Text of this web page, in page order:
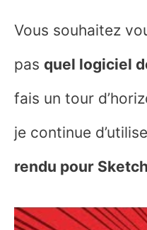
Vous souhaitez
pas quel logiciel
fais un tour
je continue
rendu pour